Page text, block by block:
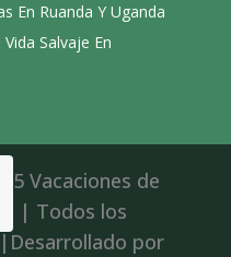
En Ruanda Y Uganda
Salvaje En
Vacaciones de
| Todos los
por